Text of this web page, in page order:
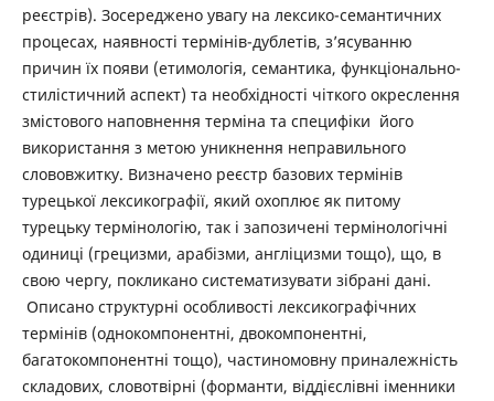
реєстрів). Зосереджено увагу на лексико-семантичних
процесах, наявності термінів-дублетів, з’ясуванню
причин їх появи (етимологія, семантика, функціонально-
стилістичний аспект) та необхідності чіткого окреслення
змістового наповнення терміна та специфіки його
використання з метою уникнення неправильного
слововжитку. Визначено реєстр базових термінів
турецької лексикографії, який охоплює як питому
турецьку термінологію, так і запозичені термінологічні
одиниці (грецизми, арабізми, англіцизми тощо), що, в
свою чергу, покликано систематизувати зібрані дані.
Описано структурні особливості лексикографічних
термінів (однокомпонентні, двокомпонентні,
багатокомпонентні тощо), частиномовну приналежність
складових, словотвірні (форманти, віддієслівні іменники